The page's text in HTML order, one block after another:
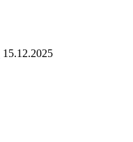
15.12.2025